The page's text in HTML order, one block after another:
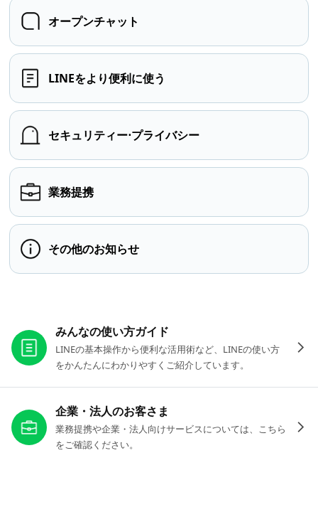
オープンチャット
LINEをより便利に使う
セキュリティー⋅プライバシー
業務提携
その他のお知らせ
みんなの使い方ガイド
LINEの基本操作から便利な活用術など、LINEの使い方
をかんたんにわかりやすくご紹介しています。
企業・法人のお客さま
業務提携や企業・法人向けサービスについては、こちら
をご確認ください。